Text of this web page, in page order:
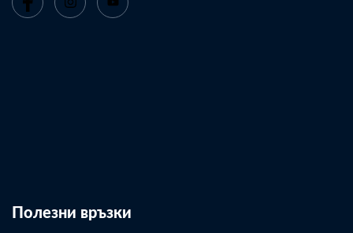
Полезни връзки